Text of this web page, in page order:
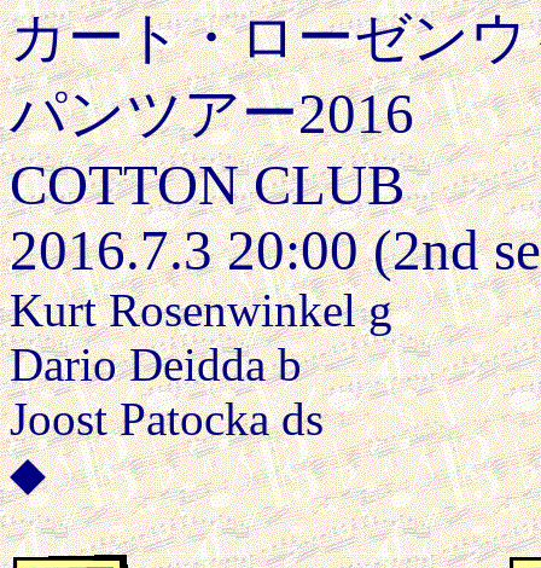
カート・ローゼン
パンツアー2016
COTTON CLUB
2016.7.3 20:00 (2nd
Kurt Rosenwinkel g
Dario Deidda b
Joost Patocka ds
◆